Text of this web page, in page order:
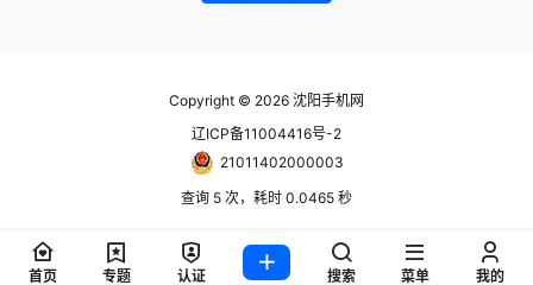
Copyright © 2026 沈阳手机网
辽ICP备11004416号-2
21011402000003
查询 5 次，耗时 0.0465 秒
首页 专题 认证 搜索 菜单 我的